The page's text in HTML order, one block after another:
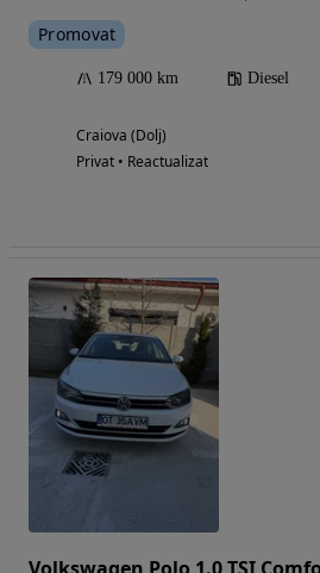
Promovat
179 000 km Diesel
Craiova (Dolj)
Privat • Reactualizat